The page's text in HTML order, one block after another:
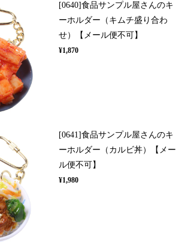
[0640]食品サンプル屋さんのキ
ーホルダー（キムチ盛り合わ
せ）【メール便不可】
¥1,870
[0641]食品サンプル屋さんのキ
ーホルダー（カルビ丼）【メー
ル便不可】
¥1,980